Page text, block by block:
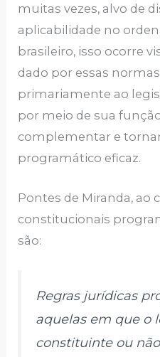
muitas vezes, alvo de
aplicabilidade no
brasileiro, isso ocorre
dado por essas
primariamente ao
por meio de sua
complementar e
programático eficaz.
Pontes de Miranda, ao
constitucionais
são:
Regras jurídicas
aquelas em que o
constituinte ou